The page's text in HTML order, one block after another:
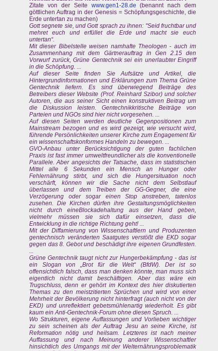
Zitate von der Seite www.gen1-28.de (benannt nach dem
göttlichen Auftrag in der Genesis = Schöpfungsgeschichte, die
Erde untertan zu machen)
Gott segnete sie, und Gott sprach zu ihnen: "Seid fruchtbar und
mehret euch und erfüllet die Erde und macht sie euch
untertan“.
Mit dieser Bibelstelle weisen namhafte Theologen - auch im
Zusammenhang mit dem Gärtnerauftrag in Gen 2.15 den
Vorwurf zurück, Grüne Gentechnik sei ein unerlaubter Eingriff
in die Schöpfung. ...
Auf dieser Seite finden Sie Aufsätze und Artikel, die
Hintergrundinformationen und Erklärungen zum Thema Grüne
Gentechnik liefern. Es sind überwiegend Beiträge des
Betreibers dieser Website (Prof. Reinhard Szibor) und solcher
Autoren, die aus seiner Sicht einen konstruktiven Beitrag um
die Diskussion leisten. Gentechnikkritische Beiträge von
Parteien und NGOs sind hier nicht vorgesehen. ...
Auf diesen Seiten werden deutliche Gegenpositionen zum
Mainstream bezogen und es wird gezeigt, wie versucht wird,
führende Persönlichkeiten unserer Kirche zum Engagement für
ein wissenschaftskonformes Handeln zu bewegen. ...
GVO-Anbau unter Berücksichtigung der guten fachlichen
Praxis ist fast immer umweltfreundlicher als die konventionelle
Parallele. Aber angesichts der Tatsache, dass im statistischen
Mittel alle 6 Sekunden ein Mensch an Hunger oder
Fehlernährung stirbt, und sich die Hungersituation noch
verschärft, können wir die Sache nicht dem Selbstlauf
überlassen und dem Treiben der GG-Gegner, die eine
Verzögerung oder sogar einen Stop anstreben, tatenlos
zusehen. Die Kirchen dürfen ihre Gestaltungsmöglichkeiten
nicht durch eineBlockadehaltung aus der Hand geben,
vielmehr müssen sie sich dafür einsetzen, dass die
Entwicklung in die richtige Richtung geht! ...
Mit der Diffamierung von Wissenschaftlern und Produzenten
gentechnisch veränderten Saatgutes verstößt die EKD sogar
gegen das 8. Gebot und beschädigt ihre eigenen Grundfesten.
...
Grüne Gentechnik taugt nicht zur Hungerbekämpfung - das ist
ein Slogan von „Brot für die Welt“ (BfdW). Der ist so
offensichtlich falsch, dass man denken könnte, man muss sich
eigentlich nicht damit beschäftigen. Aber das wäre ein
Trugschluss, denn er gehört im Kontext des hier diskutierten
Themas zu den meistzitierten Sprüchen und wird von einer
Mehrheit der Bevölkerung nicht hinterfragt (auch nicht von der
EKD) und unreflektiert gebetsmühlenartig wiederholt. Es gibt
kaum ein Anti-Gentechnik-Forum ohne diesen Spruch. ...
Wo Strukturen, eigene Auffassungen und Vorlieben wichtiger
zu sein scheinen als der Auftrag Jesu an seine Kirche, ist
Reformation nötig und heilsam. Letzteres ist nach meiner
Auffassung und nach Meinung anderer Wissenschaftler
hinsichtlich des Umgangs mit der Welternährungsproblematik